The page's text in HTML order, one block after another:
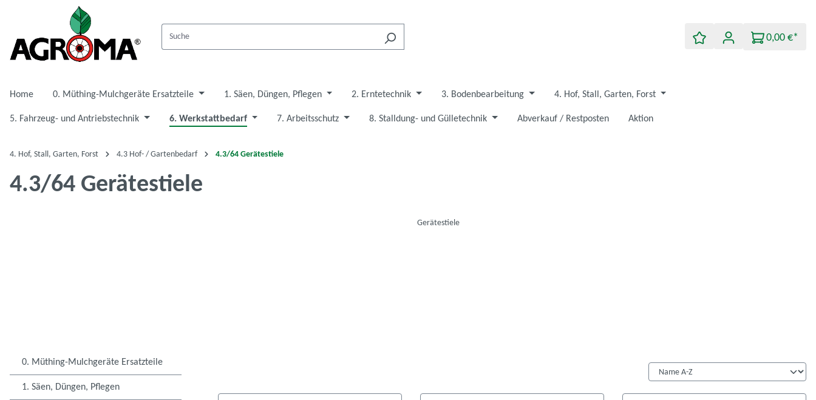
Hauptinhalt springen
Zur Hauptnavigation springen
0,00 €*
Home 0. Müthing-Mulchgeräte Ersatzteile 1. Säen, Düngen, Pflegen 2. Erntetechnik 3. Bodenbearbeitung 4. Hof, Stall, Garten, Forst
5. Fahrzeug- und Antriebstechnik 6. Werkstattbedarf 7. Arbeitsschutz 8. Stalldung- und Gülletechnik Abverkauf / Restposten Aktion
4. Hof, Stall, Garten, Forst 4.3 Hof- / Gartenbedarf 4.3/64 Gerätestiele
4.3/64 Gerätestiele
Gerätestiele
0. Müthing-Mulchgeräte Ersatzteile
1. Säen, Düngen, Pflegen